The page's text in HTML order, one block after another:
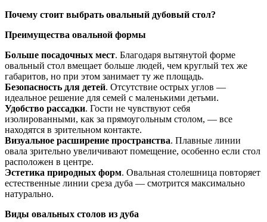
Почему стоит выбрать овальный дубовый стол?
Преимущества овальной формы
Больше посадочных мест. Благодаря вытянутой форме
овальный стол вмещает больше людей, чем круглый тех же
габаритов, но при этом занимает ту же площадь.
Безопасность для детей. Отсутствие острых углов —
идеальное решение для семей с маленькими детьми.
Удобство рассадки. Гости не чувствуют себя
изолированными, как за прямоугольным столом, — все
находятся в зрительном контакте.
Визуальное расширение пространства. Плавные линии
овала зрительно увеличивают помещение, особенно если стол
расположен в центре.
Эстетика природных форм. Овальная столешница повторяет
естественные линии среза дуба — смотрится максимально
натурально.
Виды овальных столов из дуба